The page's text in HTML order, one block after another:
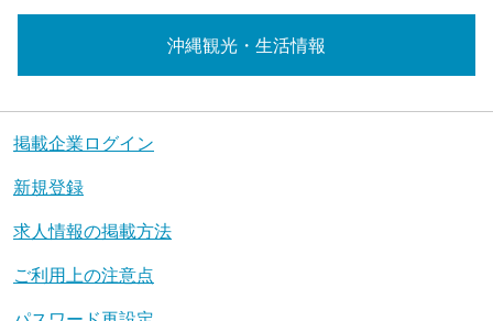
沖縄観光・生活情報
掲載企業ログイン
新規登録
求人情報の掲載方法
ご利用上の注意点